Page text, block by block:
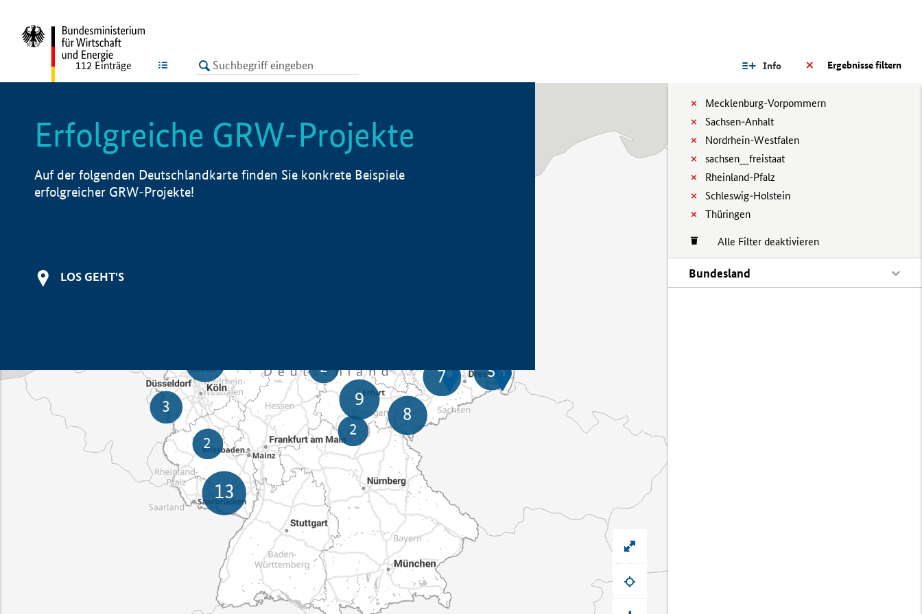
LISTE Ergebnisse filtern
Info
Mecklenburg-Vorpommern
Sachsen-Anhalt
Nordrhein-Westfalen
sachsen__freistaat
Rheinland-Pfalz
Schleswig-Holstein
Thüringen
Alle Filter deaktivieren
Bundesland
112 Einträge
Erfolgreiche GRW-Projekte
Auf der folgenden Deutschlandkarte finden Sie konkrete Beispiele
erfolgreicher GRW-Projekte!
LOS GEHT'S